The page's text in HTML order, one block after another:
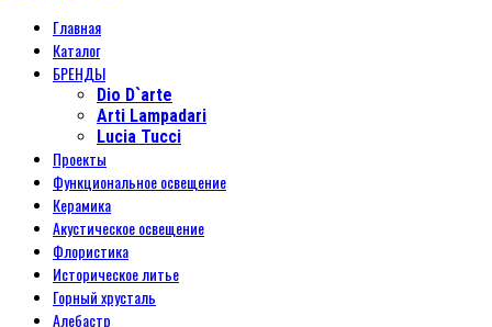
Главная
Каталог
БРЕНДЫ
Dio D`arte
Arti Lampadari
Lucia Tucci
Проекты
Функциональное освещение
Керамика
Акустическое освещение
Флористика
Историческое литье
Горный хрусталь
Алебастр